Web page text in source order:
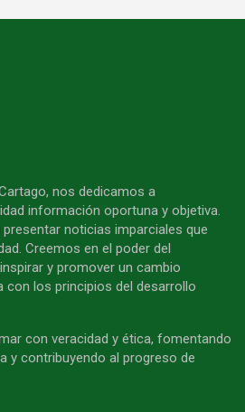
nos dedicamos a
información oportuna y objetiva.
noticias imparciales que
Creemos en el poder del
y promover un cambio
con los principios del desarrollo
con veracidad y ética, fomentando
y contribuyendo al progreso de